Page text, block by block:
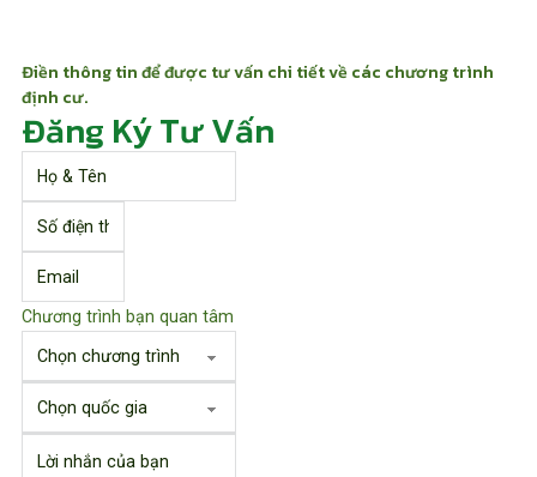
Điền thông tin để được tư vấn chi tiết về các chương trình
định cư.
Đăng Ký Tư Vấn
Chương trình bạn quan tâm